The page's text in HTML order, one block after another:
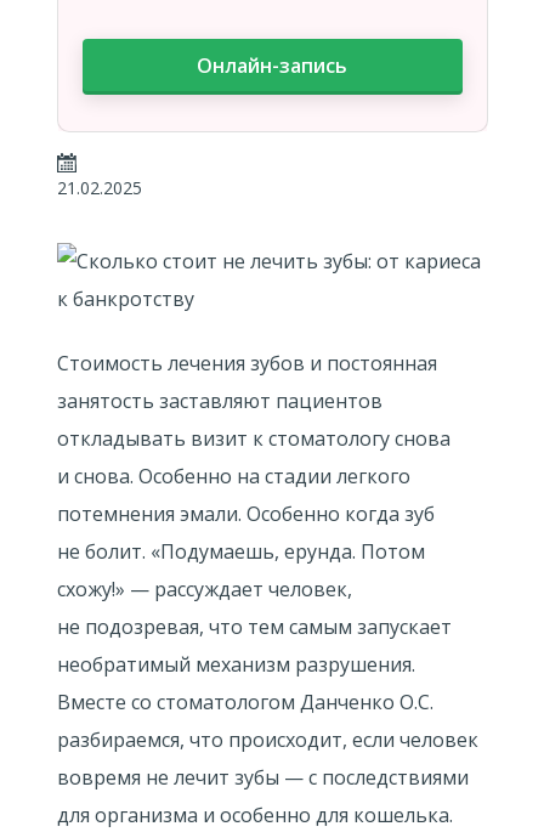
Онлайн-запись
21.02.2025
Стоимость лечения зубов и постоянная
занятость заставляют пациентов
откладывать визит к стоматологу снова
и снова. Особенно на стадии легкого
потемнения эмали. Особенно когда зуб
не болит. «Подумаешь, ерунда. Потом
схожу!» — рассуждает человек,
не подозревая, что тем самым запускает
необратимый механизм разрушения.
Вместе со стоматологом Данченко О.С.
разбираемся, что происходит, если человек
вовремя не лечит зубы — с последствиями
для организма и особенно для кошелька.